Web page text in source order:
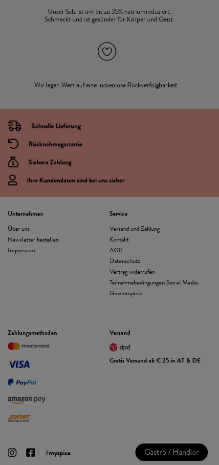
Unser Salz ist um bis zu 35% natriumreduziert.
Schmeckt und ist gesünder für Körper und Geist.
Wir legen Wert auf eine lückenlose Rückverfolgbarkeit.
Schnelle Lieferung
Rücknahmegarantie
Sichere Zahlung
Ihre Kundendaten sind bei uns sicher
Unternehmen
Über uns
Newsletter bestellen
Impressum
Service
Versand und Zahlung
Kontakt
AGB
Datenschutz
Vertrag widerrufen
Teilnahmebedingungen Social Media
Gewinnspiele
Zahlungsmethoden Versand
Gratis Versand ab € 25 in AT & DE
Gastro / Händler
#myspice